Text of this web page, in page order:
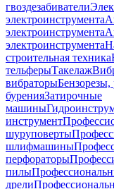
гвоздезабиватели
электроинструмента
электроинструмента
электроинструмента
строительная техника
тельферыТакелаж
вибраторы
буренияЗатирочные
машины
инструмент
шуруповерты
шлифмашины
перфораторы
пилы
дрели